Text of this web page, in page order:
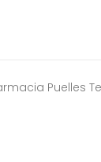
Puelles